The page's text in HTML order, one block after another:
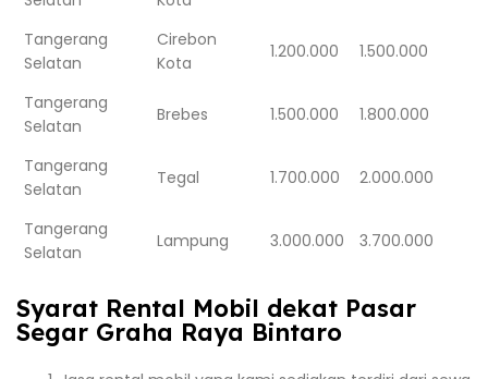
Tangerang
Selatan
Cirebon
Kota
1.200.000 1.500.000
Tangerang
Selatan
Brebes 1.500.000 1.800.000
Tangerang
Selatan
Tegal 1.700.000 2.000.000
Tangerang
Selatan
Lampung 3.000.000 3.700.000
Syarat Rental Mobil dekat Pasar
Segar Graha Raya Bintaro